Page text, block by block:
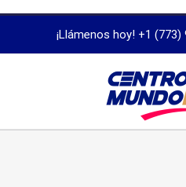
dissertation
¡Llámenos hoy! +1 (773)